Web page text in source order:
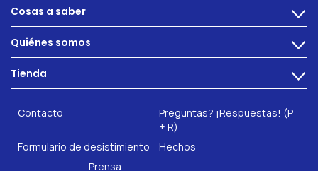
Cosas a saber >
Alimentacion
Problemas intestinales
Salud intestinal
Quiénes somos >
Tecnología
Tienda >
INTEST.pro
Nuestros complementos alimenticios
Contacto
Preguntas? ¡Respuestas! (P
+ R)
Formulario de desistimiento
Hechos
Prensa